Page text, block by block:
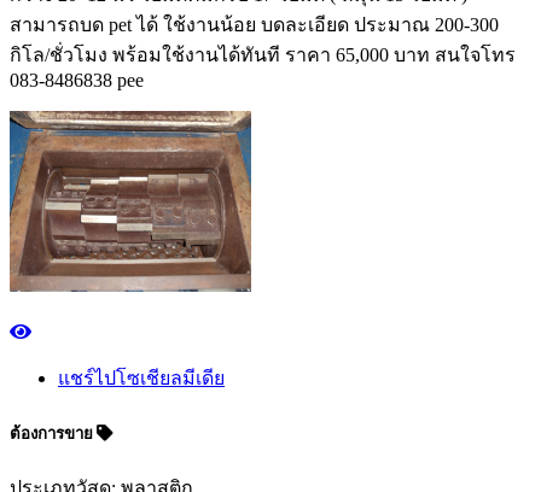
สามารถบด pet ได้ ใช้งานน้อย บดละเอียด ประมาณ 200-300
กิโล/ชั่วโมง พร้อมใช้งานได้ทันที ราคา 65,000 บาท สนใจโทร
083-8486838 pee
แชร์ไปโซเชียลมีเดีย
ต้องการขาย
ประเภทวัสดุ: พลาสติก